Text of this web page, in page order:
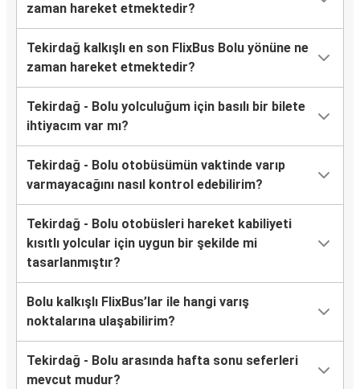
zaman hareket etmektedir?
Tekirdağ kalkışlı en son FlixBus Bolu yönüne ne
zaman hareket etmektedir?
Tekirdağ - Bolu yolculuğum için basılı bir bilete
ihtiyacım var mı?
Tekirdağ - Bolu otobüsümün vaktinde varıp
varmayacağını nasıl kontrol edebilirim?
Tekirdağ - Bolu otobüsleri hareket kabiliyeti
kısıtlı yolcular için uygun bir şekilde mi
tasarlanmıştır?
Bolu kalkışlı FlixBus’lar ile hangi varış
noktalarına ulaşabilirim?
Tekirdağ - Bolu arasında hafta sonu seferleri
mevcut mudur?